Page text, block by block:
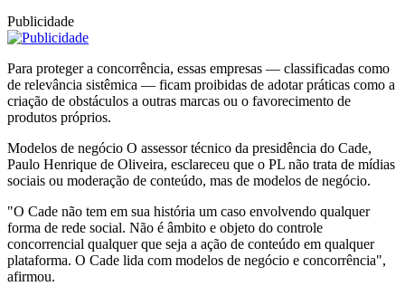
Publicidade
Para proteger a concorrência, essas empresas — classificadas como
de relevância sistêmica — ficam proibidas de adotar práticas como a
criação de obstáculos a outras marcas ou o favorecimento de
produtos próprios.
Modelos de negócio O assessor técnico da presidência do Cade,
Paulo Henrique de Oliveira, esclareceu que o PL não trata de mídias
sociais ou moderação de conteúdo, mas de modelos de negócio.
"O Cade não tem em sua história um caso envolvendo qualquer
forma de rede social. Não é âmbito e objeto do controle
concorrencial qualquer que seja a ação de conteúdo em qualquer
plataforma. O Cade lida com modelos de negócio e concorrência",
afirmou.